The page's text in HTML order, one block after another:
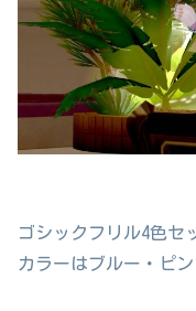
ゴシックフリル4色セ
カラーはブルー・ピ